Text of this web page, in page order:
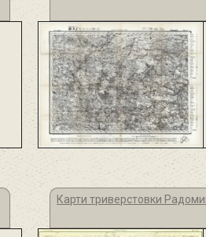
Карти триверстовки